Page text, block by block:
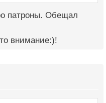
патроны. Обещал
внимание:)!